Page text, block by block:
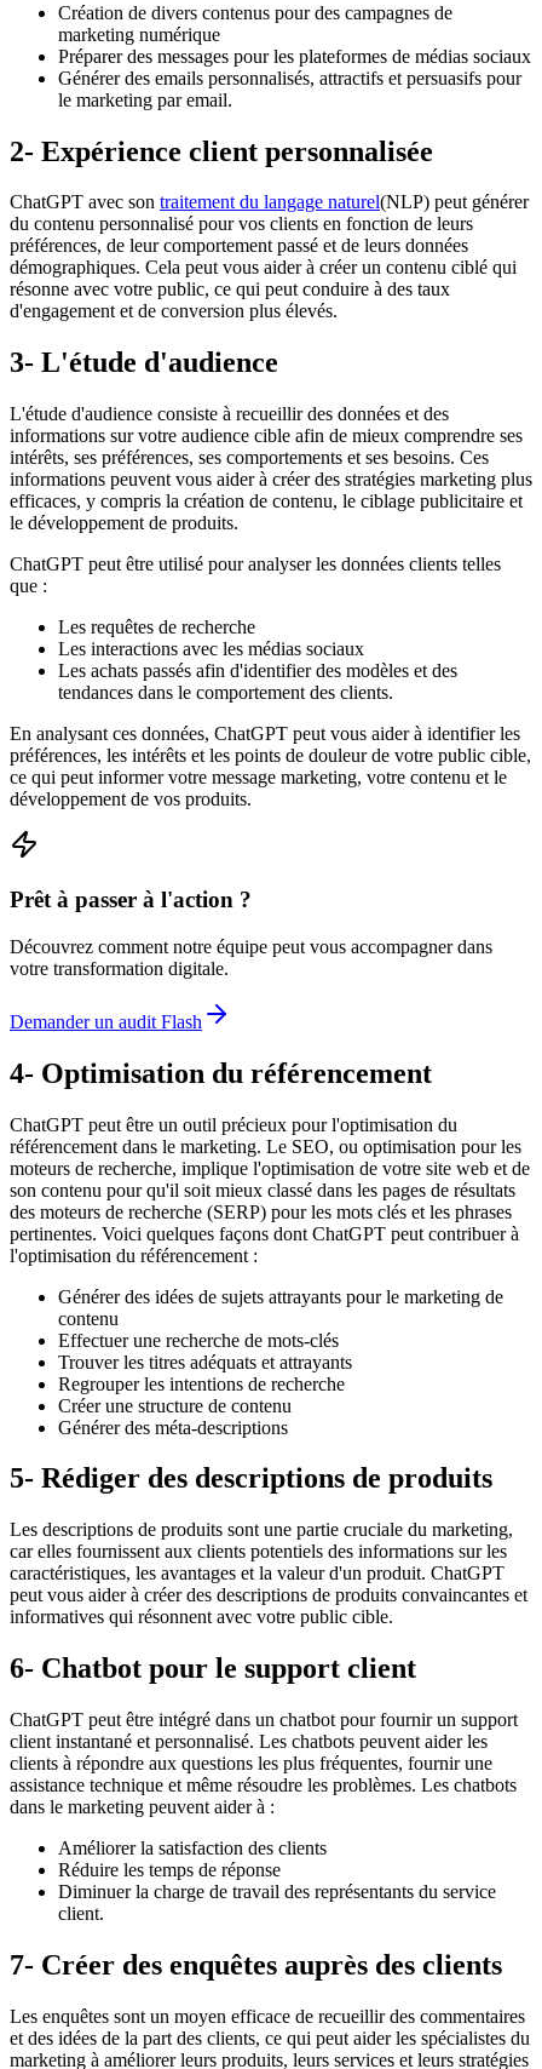
Création de divers contenus pour des campagnes de
marketing numérique
Préparer des messages pour les plateformes de médias sociaux
Générer des emails personnalisés, attractifs et persuasifs pour
le marketing par email.
2- Expérience client personnalisée
ChatGPT avec son traitement du langage naturel(NLP) peut générer
du contenu personnalisé pour vos clients en fonction de leurs
préférences, de leur comportement passé et de leurs données
démographiques. Cela peut vous aider à créer un contenu ciblé qui
résonne avec votre public, ce qui peut conduire à des taux
d'engagement et de conversion plus élevés.
3- L'étude d'audience
L'étude d'audience consiste à recueillir des données et des
informations sur votre audience cible afin de mieux comprendre ses
intérêts, ses préférences, ses comportements et ses besoins. Ces
informations peuvent vous aider à créer des stratégies marketing plus
efficaces, y compris la création de contenu, le ciblage publicitaire et
le développement de produits.
ChatGPT peut être utilisé pour analyser les données clients telles
que :
Les requêtes de recherche
Les interactions avec les médias sociaux
Les achats passés afin d'identifier des modèles et des
tendances dans le comportement des clients.
En analysant ces données, ChatGPT peut vous aider à identifier les
préférences, les intérêts et les points de douleur de votre public cible,
ce qui peut informer votre message marketing, votre contenu et le
développement de vos produits.
Prêt à passer à l'action ?
Découvrez comment notre équipe peut vous accompagner dans
votre transformation digitale.
Demander un audit Flash
4- Optimisation du référencement
ChatGPT peut être un outil précieux pour l'optimisation du
référencement dans le marketing. Le SEO, ou optimisation pour les
moteurs de recherche, implique l'optimisation de votre site web et de
son contenu pour qu'il soit mieux classé dans les pages de résultats
des moteurs de recherche (SERP) pour les mots clés et les phrases
pertinentes. Voici quelques façons dont ChatGPT peut contribuer à
l'optimisation du référencement :
Générer des idées de sujets attrayants pour le marketing de
contenu
Effectuer une recherche de mots-clés
Trouver les titres adéquats et attrayants
Regrouper les intentions de recherche
Créer une structure de contenu
Générer des méta-descriptions
5- Rédiger des descriptions de produits
Les descriptions de produits sont une partie cruciale du marketing,
car elles fournissent aux clients potentiels des informations sur les
caractéristiques, les avantages et la valeur d'un produit. ChatGPT
peut vous aider à créer des descriptions de produits convaincantes et
informatives qui résonnent avec votre public cible.
6- Chatbot pour le support client
ChatGPT peut être intégré dans un chatbot pour fournir un support
client instantané et personnalisé. Les chatbots peuvent aider les
clients à répondre aux questions les plus fréquentes, fournir une
assistance technique et même résoudre les problèmes. Les chatbots
dans le marketing peuvent aider à :
Améliorer la satisfaction des clients
Réduire les temps de réponse
Diminuer la charge de travail des représentants du service
client.
7- Créer des enquêtes auprès des clients
Les enquêtes sont un moyen efficace de recueillir des commentaires
et des idées de la part des clients, ce qui peut aider les spécialistes du
marketing à améliorer leurs produits, leurs services et leurs stratégies